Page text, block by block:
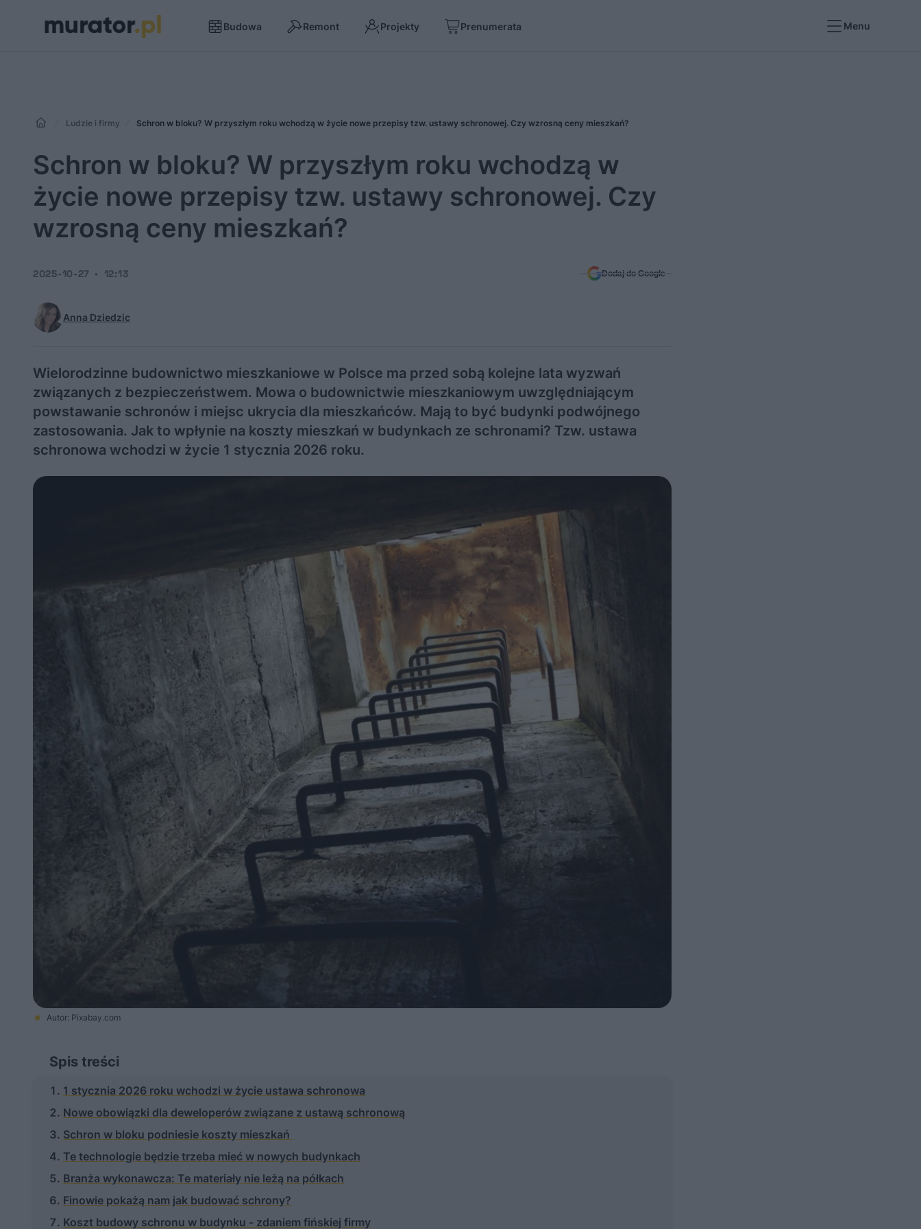
Budowa Remont Projekty Prenumerata Menu
Ludzie i firmy Schron w bloku? W przyszłym roku wchodzą w życie nowe przepisy tzw. ustawy schronowej. Czy wzrosną ceny mieszkań?
Schron w bloku? W przyszłym roku wchodzą w
życie nowe przepisy tzw. ustawy schronowej. Czy
wzrosną ceny mieszkań?
Anna Dziedzic
2025-10-27 12:13 Dodaj do Google
Wielorodzinne budownictwo mieszkaniowe w Polsce ma przed sobą kolejne lata wyzwań
związanych z bezpieczeństwem. Mowa o budownictwie mieszkaniowym uwzględniającym
powstawanie schronów i miejsc ukrycia dla mieszkańców. Mają to być budynki podwójnego
zastosowania. Jak to wpłynie na koszty mieszkań w budynkach ze schronami? Tzw. ustawa
schronowa wchodzi w życie 1 stycznia 2026 roku.
Autor: Pixabay.com
Spis treści
1 stycznia 2026 roku wchodzi w życie ustawa schronowa
Nowe obowiązki dla deweloperów związane z ustawą schronową
Schron w bloku podniesie koszty mieszkań
Te technologie będzie trzeba mieć w nowych budynkach
Branża wykonawcza: Te materiały nie leżą na półkach
Finowie pokażą nam jak budować schrony?
Koszt budowy schronu w budynku - zdaniem fińskiej firmy